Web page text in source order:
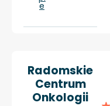
e
Radomskie
Centrum
Onkologii